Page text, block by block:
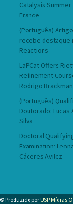
Catalysis Summer
France
(Português)
recebe destaque
Reactions
LaPCat Offers
Refinement
Rodrigo
(Português)
Doutorado: Lucas
Silva
Doctoral
Examination:
Cáceres Avilez
© Produzido por USP Mídias